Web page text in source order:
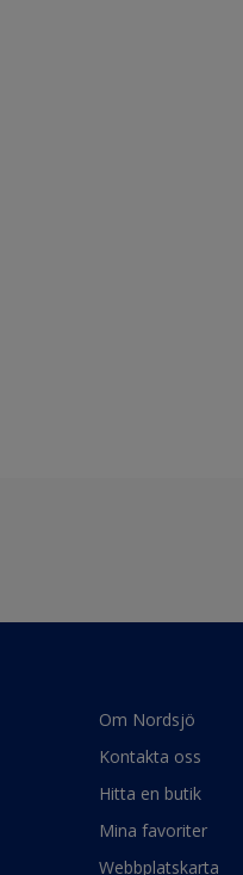
Om Nordsjö
Kontakta oss
Hitta en butik
Mina favoriter
Webbplatskarta